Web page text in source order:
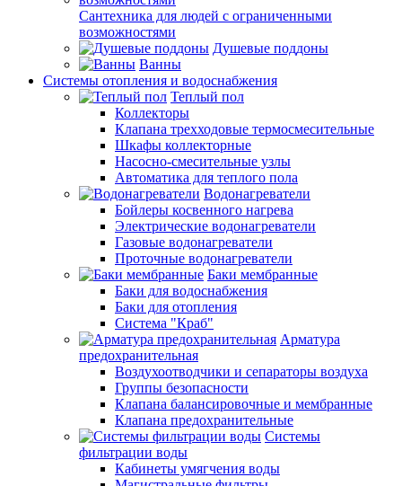
Сантехника для людей с ограниченными
возможностями
Душевые поддоны
Ванны
Системы отопления и водоснабжения
Теплый пол
Коллекторы
Клапана трехходовые термосмесительные
Шкафы коллекторные
Насосно-смесительные узлы
Автоматика для теплого пола
Водонагреватели
Бойлеры косвенного нагрева
Электрические водонагреватели
Газовые водонагреватели
Проточные водонагреватели
Баки мембранные
Баки для водоснабжения
Баки для отопления
Система "Краб"
Арматура
предохранительная
Воздухоотводчики и сепараторы воздуха
Группы безопасности
Клапана балансировочные и мембранные
Клапана предохранительные
Системы
фильтрации воды
Кабинеты умягчения воды